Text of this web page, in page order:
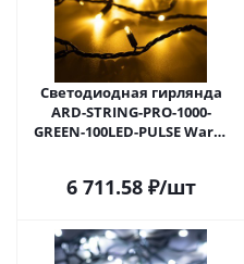
Светодиодная гирлянда
ARD-STRING-PRO-1000-
GREEN-100LED-PULSE Warm
6 711.58₽/шт